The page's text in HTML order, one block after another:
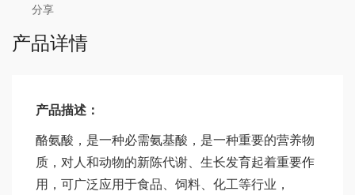
分享
产品详情
产品描述：
酪氨酸，是一种必需氨基酸，是一种重要的营养物
质，对人和动物的新陈代谢、生长发育起着重要作
用，可广泛应用于食品、饲料、化工等行业，